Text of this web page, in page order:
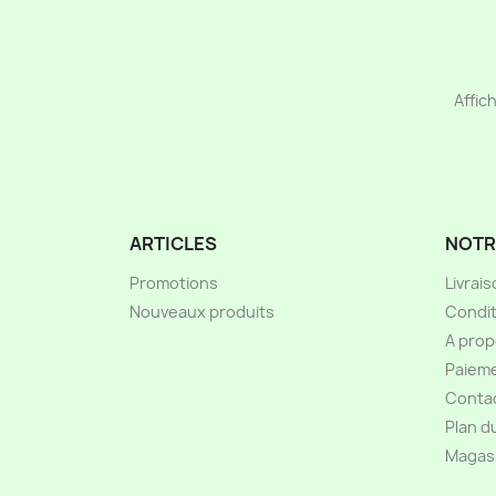
ARTICLES
Promotions
Nouveaux produits
A
Plan